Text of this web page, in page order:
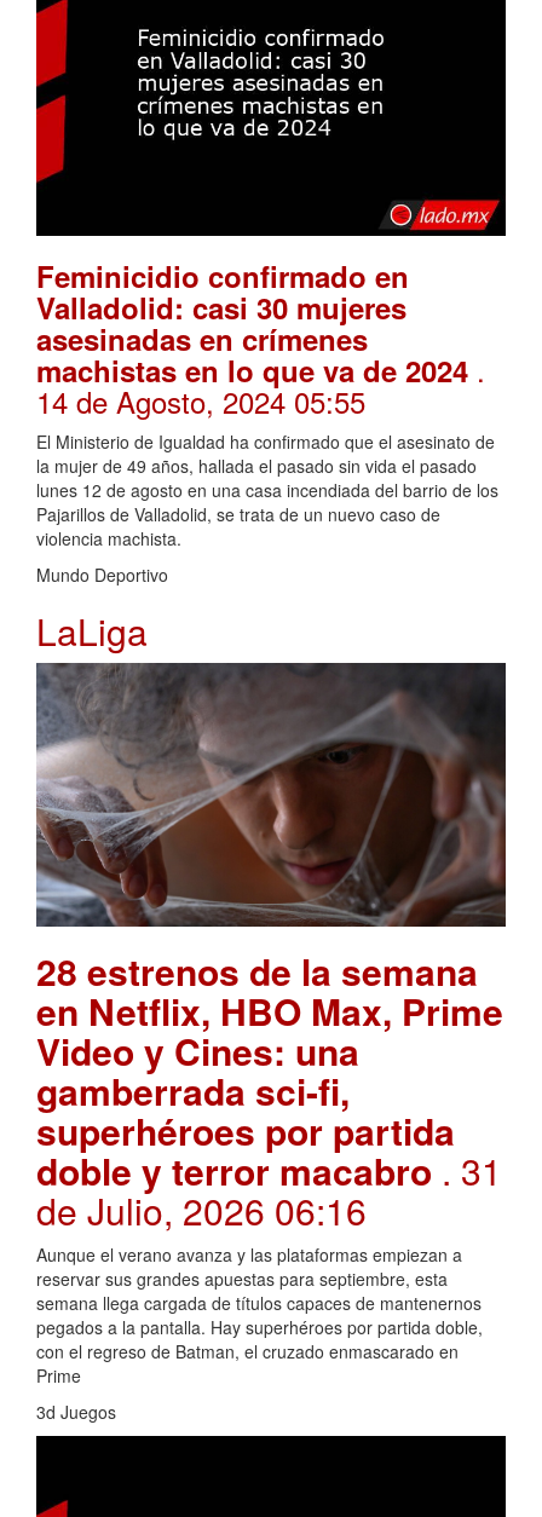
Feminicidio confirmado en
Valladolid: casi 30 mujeres
asesinadas en crímenes
machistas en lo que va de 2024 .
14 de Agosto, 2024 05:55
El Ministerio de Igualdad ha confirmado que el asesinato de
la mujer de 49 años, hallada el pasado sin vida el pasado
lunes 12 de agosto en una casa incendiada del barrio de los
Pajarillos de Valladolid, se trata de un nuevo caso de
violencia machista.
Mundo Deportivo
LaLiga
28 estrenos de la semana
en Netflix, HBO Max, Prime
Video y Cines: una
gamberrada sci-fi,
superhéroes por partida
doble y terror macabro . 31
de Julio, 2026 06:16
Aunque el verano avanza y las plataformas empiezan a
reservar sus grandes apuestas para septiembre, esta
semana llega cargada de títulos capaces de mantenernos
pegados a la pantalla. Hay superhéroes por partida doble,
con el regreso de Batman, el cruzado enmascarado en
Prime
3d Juegos